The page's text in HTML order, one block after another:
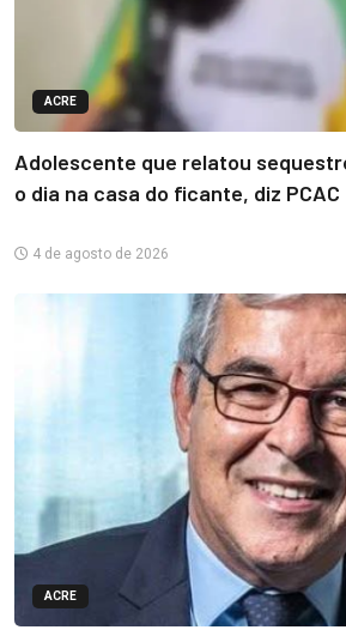
ACRE
Adolescente que relatou
o dia na casa do ficante, diz PCAC
4 de agosto de 2026
ACRE